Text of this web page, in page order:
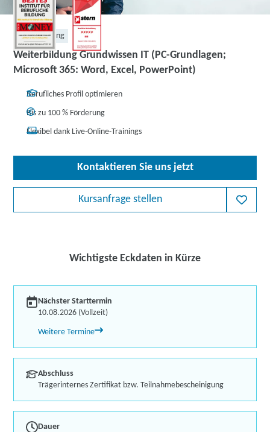
Weiterbildung
Weiterbildung Grundwissen IT (PC-Grundlagen;
Microsoft 365: Word, Excel, PowerPoint)
Berufliches Profil optimieren
Bis zu 100 % Förderung
Flexibel dank Live-Online-Trainings
Kontaktieren Sie uns jetzt
Kursanfrage stellen
Wichtigste Eckdaten in Kürze
Nächster Starttermin
10.08.2026 (Vollzeit)
Weitere Termine
Abschluss
Trägerinternes Zertifikat bzw. Teilnahmebescheinigung
Dauer